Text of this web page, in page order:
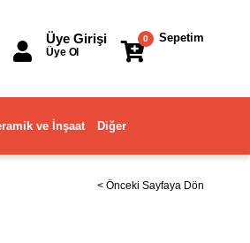
Sepetim
0
Üye Girişi
Üye Ol
ve İnşaat Diğer
< Önceki Sayfaya Dön